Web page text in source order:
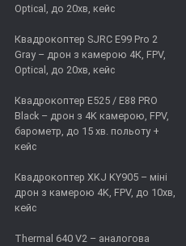
Optical, до 20хв, кейс
Квадрокоптер SJRC E99 Pro 2
Gray – дрон з камерою 4К, FPV,
Optical, до 20хв, кейс
Квадрокоптер E525 / E88 PRO
Black – дрон з 4K камерою, FPV,
барометр, до 15 хв. польоту +
кейс
Квадрокоптер XKJ KY905 – міні
дрон з камерою 4K, FPV, до 10хв,
кейс
Thermal 640 V2 – аналогова